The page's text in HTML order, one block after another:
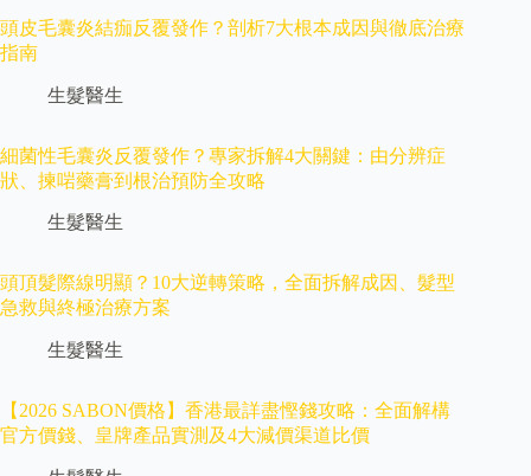
頭皮毛囊炎結痂反覆發作？剖析7大根本成因與徹底治療
指南
生髮醫生
細菌性毛囊炎反覆發作？專家拆解4大關鍵：由分辨症
狀、揀啱藥膏到根治預防全攻略
生髮醫生
頭頂髮際線明顯？10大逆轉策略，全面拆解成因、髮型
急救與終極治療方案
生髮醫生
【2026 SABON價格】香港最詳盡慳錢攻略：全面解構
官方價錢、皇牌產品實測及4大減價渠道比價